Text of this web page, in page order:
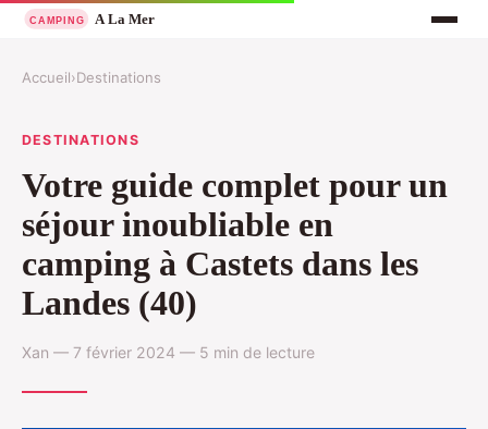
Accueil›Destinations
DESTINATIONS
Votre guide complet pour un
séjour inoubliable en
camping à Castets dans les
Landes (40)
Xan — 7 février 2024 — 5 min de lecture